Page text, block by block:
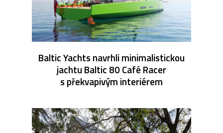
Baltic Yachts navrhli minimalistickou
jachtu Baltic 80 Café Racer
s překvapivým interiérem